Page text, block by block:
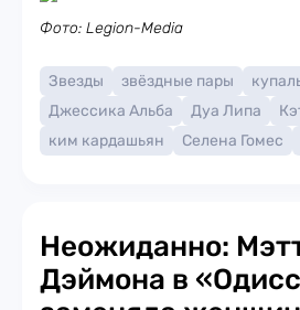
Фото: Legion-Media
Звезды звёздные пары
Джессика Альба
Дуа Липа
ким кардашьян
Селена Гомес
Неожиданно:
Дэймона в